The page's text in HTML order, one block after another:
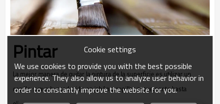
Pintar
La mejor manera de quitar la pintura de la superficie es utilizar un
cepillo suave humedecido en jabón y cepillar suavemente hasta
Cookie settings
We use cookies to provide you with the best possible
experience. They also allow us to analyze user behavior in
order to constantly improve the website for you.